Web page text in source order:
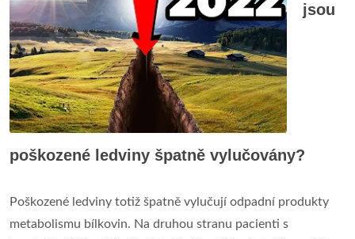
jsou
poškozené ledviny špatně vylučovány?
Poškozené ledviny totiž špatně vylučují odpadní produkty
metabolismu bílkovin. Na druhou stranu pacienti s